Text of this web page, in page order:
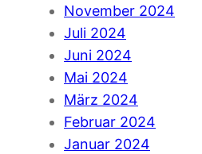
November 2024
Juli 2024
Juni 2024
Mai 2024
März 2024
Februar 2024
Januar 2024